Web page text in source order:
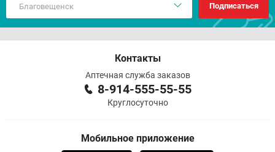
Подписаться
Контакты
Аптечная служба заказов
8-914-555-55-55
Круглосуточно
Мобильное приложение